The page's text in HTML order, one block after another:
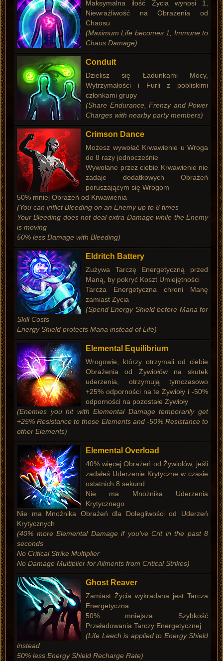
Maksymalna ilość Życia wynosi 1,
Niewrażliwość na Obrażenia od
Chaosu
(Maximum Life becomes 1, Immune to
Chaos Damage)
Conduit
Dzielisz się Ładunkami Mocy,
Wytrzymałości i Furii z pobliskimi
członkami grupy
(Share Endurance, Frenzy and Power
Charges with nearby party members)
Crimson Dance
Możesz wywołać Krwawienie u Wroga
do 8 razy jednocześnie
Wywołane przez ciebie Krwawienie nie
zadaje dodatkowych Obrażeń
poruszającym się Wrogom
50% mniej Obrażeń od Krwawienia
(You can inflict Bleeding on an Enemy up to 8 times
Your Bleeding does not deal extra Damage while the Enemy
is moving
50% less Damage with Bleeding)
Eldritch Battery
Zużywa Tarczę Energetyczną przed
Maną, by pokryć Koszt Umiejętności
Tarcza Energetyczna chroni Manę
zamiast Życia
(Spend Energy Shield before Mana for
Skill Costs
Energy Shield protects Mana instead of Life)
Elemental Equilibrium
Wrogowie, którzy otrzymali od ciebie
Obrażenia od Żywiołów na skutek
uderzenia, otrzymują tymczasowo
+25% odporności na te Żywioły i -50%
odporności na pozostałe Żywioły
(Enemies you hit with Elemental Damage temporarily get
+25% Resistance to those Elements and -50% Resistance to
other Elements)
Elemental Overload
40% więcej Obrażeń od Żywiołów, jeśli
zadałeś Uderzenie Krytyczne w czasie
ostatnich 8 sekund
Nie ma Mnożnika Uderzenia
Krytycznego
Nie ma Mnożnika Obrażeń dla Dolegliwości od Uderzeń
Krytycznych
(40% more Elemental Damage if you’ve Crit in the past 8
seconds
No Critical Strike Multiplier
No Damage Multiplier for Ailments from Critical Strikes)
Ghost Reaver
Zamiast Życia wykradana jest Tarcza
Energetyczna
50% mniejsza Szybkość
Przeładowania Tarczy Energetycznej
(Life Leech is applied to Energy Shield
instead
50% less Energy Shield Recharge Rate)